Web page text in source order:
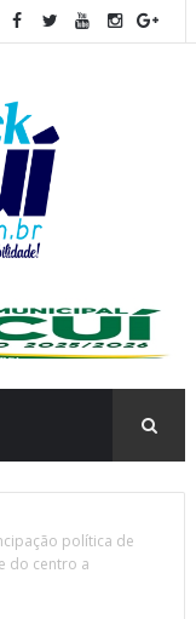
política de
do centro a